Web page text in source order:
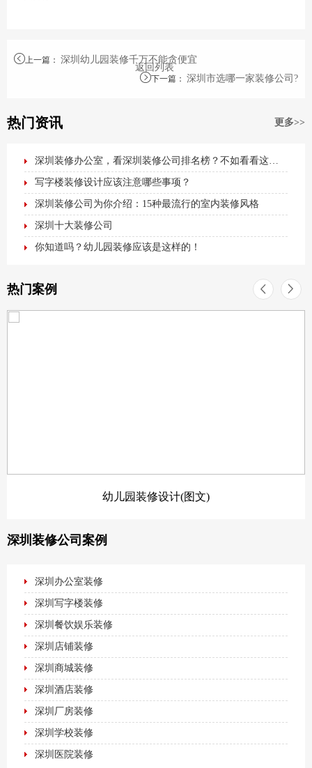
上一篇 ： 深圳幼儿园装修千万不能贪便宜
下一篇 ： 深圳市选哪一家装修公司?
返回列表
热门资讯 更多>>
深圳装修办公室，看深圳装修公司排名榜？不如看看这篇最全办公室装修攻略！
写字楼装修设计应该注意哪些事项？
深圳装修公司为你介绍：15种最流行的室内装修风格
深圳十大装修公司
你知道吗？幼儿园装修应该是这样的！
热门案例
幼儿园装修设计(图文)
深圳装修公司案例
深圳办公室装修
深圳写字楼装修
深圳餐饮娱乐装修
深圳店铺装修
深圳商城装修
深圳酒店装修
深圳厂房装修
深圳学校装修
深圳医院装修